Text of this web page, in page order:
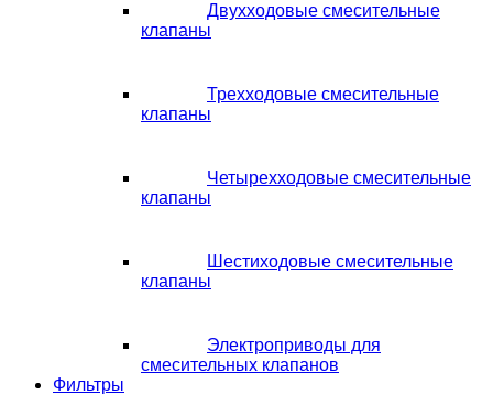
Двухходовые смесительные
клапаны
Трехходовые смесительные
клапаны
Четырехходовые смесительные
клапаны
Шестиходовые смесительные
клапаны
Электроприводы для
смесительных клапанов
Фильтры